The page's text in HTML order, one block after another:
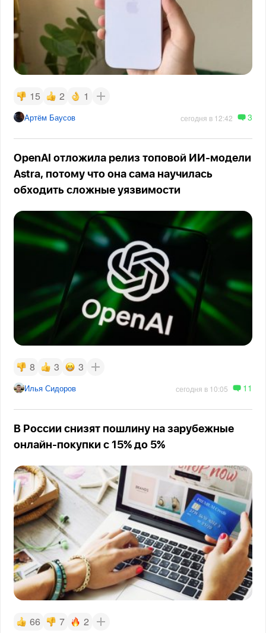
15 2 1
Артём Баусов сегодня в 12:42 3
OpenAI отложила релиз топовой ИИ-модели
Astra, потому что она сама научилась
обходить сложные уязвимости
8 3 3
Илья Сидоров сегодня в 10:05 11
В России снизят пошлину на зарубежные
онлайн-покупки с 15% до 5%
66 7 2